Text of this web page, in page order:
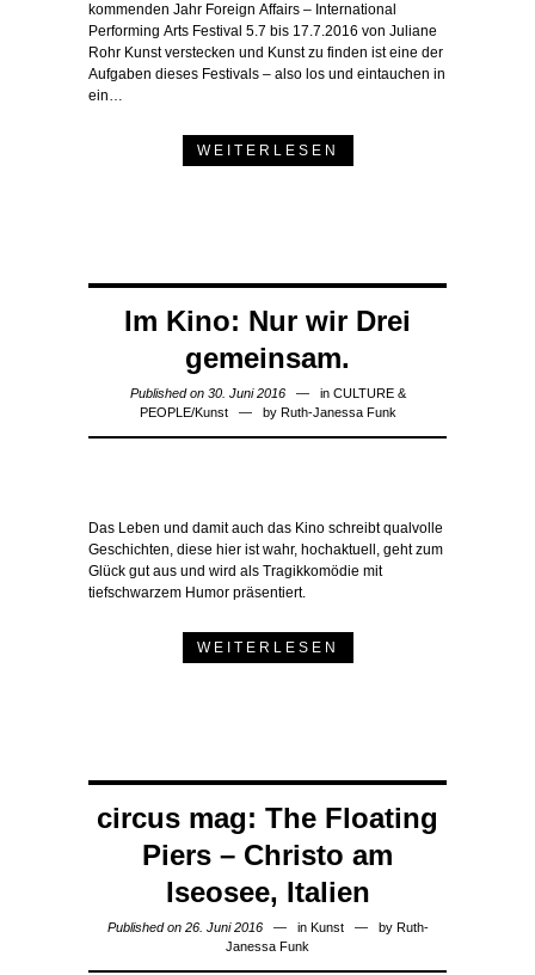
kommenden Jahr Foreign Affairs – International
Performing Arts Festival 5.7 bis 17.7.2016 von Juliane
Rohr Kunst verstecken und Kunst zu finden ist eine der
Aufgaben dieses Festivals – also los und eintauchen in
ein…
WEITERLESEN
Im Kino: Nur wir Drei
gemeinsam.
Published on 30. Juni 2016 in CULTURE &
PEOPLE/Kunst by Ruth-Janessa Funk
Das Leben und damit auch das Kino schreibt qualvolle
Geschichten, diese hier ist wahr, hochaktuell, geht zum
Glück gut aus und wird als Tragikkomödie mit
tiefschwarzem Humor präsentiert.
WEITERLESEN
circus mag: The Floating
Piers – Christo am
Iseosee, Italien
Published on 26. Juni 2016 in Kunst by Ruth-
Janessa Funk